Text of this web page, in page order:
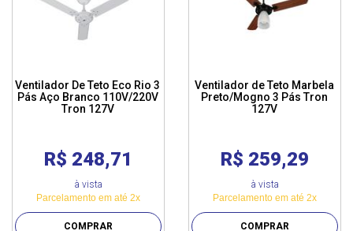
Ventilador De Teto Eco Rio 3
Pás Aço Branco 110V/220V
Tron 127V
R$ 248,71
à vista
Parcelamento em até 2x
COMPRAR
Ventilador de Teto Marbela
Preto/Mogno 3 Pás Tron
127V
R$ 259,29
à vista
Parcelamento em até 2x
COMPRAR